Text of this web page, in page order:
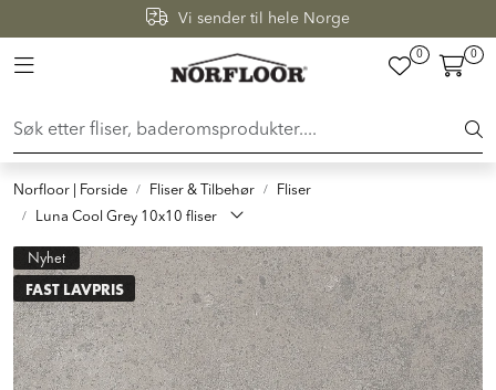
Skip to main content Vi sender til hele Norge
Toggle navigation
0 0
Norfloor | Forside Fliser & Tilbehør
Fliser
Luna Cool Grey 10x10 fliser
Nyhet
FAST LAVPRIS
BADEROM
INTERIØR
INSPIRASJON
Lenker